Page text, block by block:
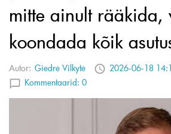
mitte ainult rääkida,
koondada kõik
Autor: Giedrė Vilkytė
2026-06-18
Kommentaarid: 0